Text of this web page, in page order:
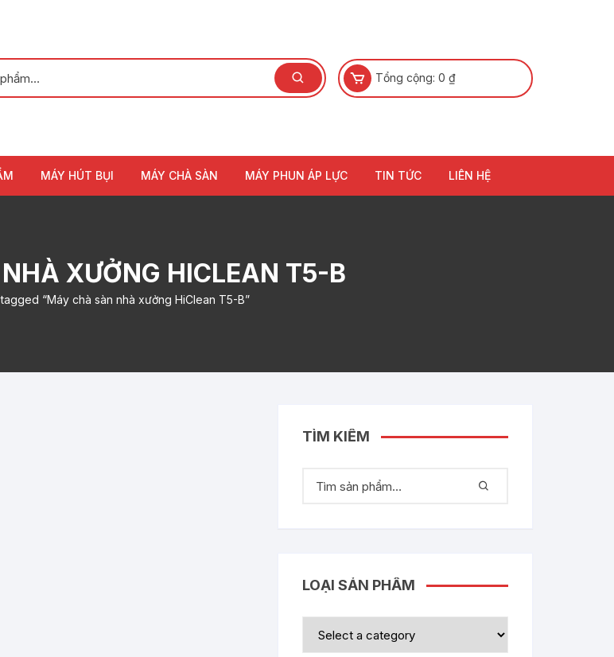
Tổng cộng: 0 ₫
MÁY HÚT BỤI MÁY CHÀ SÀN MÁY PHUN ÁP LỰC TIN TỨC LIÊN HỆ
XƯỞNG HICLEAN T5-B
“Máy chà sàn nhà xưởng HiClean T5-B”
TÌM KIẾM
LOẠI SẢN PHẨM